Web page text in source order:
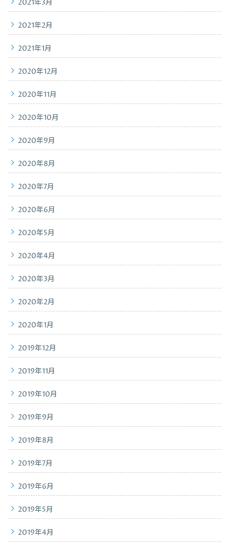
2021年3月
2021年2月
2021年1月
2020年12月
2020年11月
2020年10月
2020年9月
2020年8月
2020年7月
2020年6月
2020年5月
2020年4月
2020年3月
2020年2月
2020年1月
2019年12月
2019年11月
2019年10月
2019年9月
2019年8月
2019年7月
2019年6月
2019年5月
2019年4月